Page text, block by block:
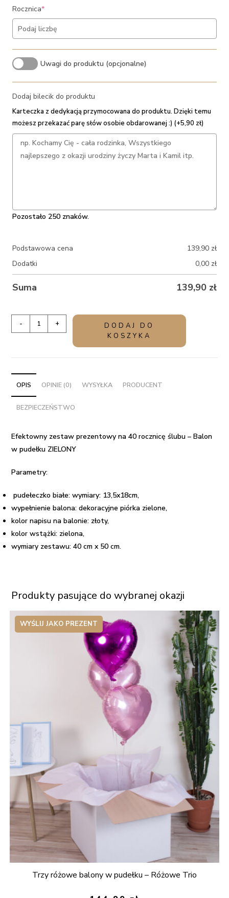
Rocznica*(required)
Uwagi do produktu (opcjonalne)
Dodaj bilecik do produktu
Karteczka z dedykacją przymocowana do produktu. Dzięki temu
możesz przekazać parę słów osobie obdarowanej :) (+5,90 zł)
Pozostało 250 znaków.
Podstawowa cena 139,90 zł
Dodatki
0,00 zł
Suma 139,90 zł
Efektowny
na
40
rocznicę
ślubu
Balon
w
ZIELONY
- +
DODAJ DO
KOSZYKA
OPIS OPINIE (0) WYSYŁKA PRODUCENT
BEZPIECZEŃSTWO
Efektowny zestaw prezentowy na 40 rocznicę ślubu – Balon
w pudełku ZIELONY
Parametry:
pudełeczko białe: wymiary: 13,5x18cm,
wypełnienie balona: dekoracyjne piórka zielone,
kolor napisu na balonie: złoty,
kolor wstążki: zielona,
wymiary zestawu: 40 cm x 50 cm.
Produkty pasujące do wybranej okazji
WYŚLIJ JAKO PREZENT
Trzy różowe balony w pudełku – Różowe Trio